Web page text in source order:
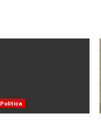
Política